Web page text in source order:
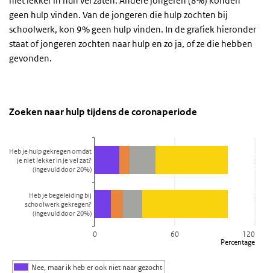
geen hulp vinden. Van de jongeren die hulp zochten bij
schoolwerk, kon 9% geen hulp vinden. In de grafiek hieronder
staat of jongeren zochten naar hulp en zo ja, of ze die hebben
gevonden.
Zoeken naar hulp
Sla de grafiek 'Zoeken naar hulp tijdens de coronaperiode' over
Zoeken naar hulp tijdens de coronaperiode
Bekijk als data tabel.
De grafiek heeft 1 X-as die categories weergeeft.
De grafiek heeft 1 Y-as die Percentage weergeeft.
Percentage
Zoeken naar hulp tijdens de coronaperiode
0 60 120
Heb je hulp gekregen omdat
je niet lekker in je vel zat?
(ingevuld door 20%)
Heb je begeleiding bij
schoolwerk gekregen?
(ingevuld door 20%)
Nee, maar ik heb er ook niet naar gezocht